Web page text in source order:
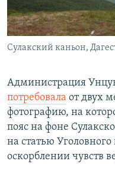
Все сайты РСЕ/РС
Сулакский каньон,
Администрация
потребовала от двух
фотографию, на
пояс на фоне
на статью Уголовного
оскорблении чувств